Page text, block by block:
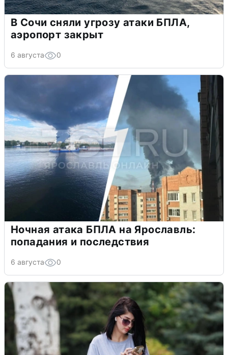
В Сочи сняли угрозу атаки БПЛА,
аэропорт закрыт
6 августа 0
Ночная атака БПЛА на Ярославль:
попадания и последствия
6 августа 0